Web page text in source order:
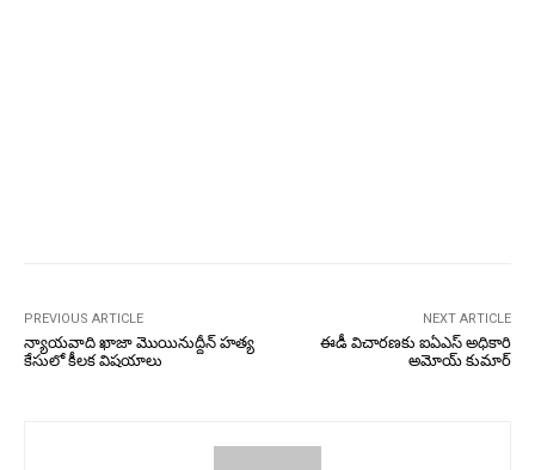
PREVIOUS ARTICLE
న్యాయవాది ఖాజా మొయినుద్దీన్ హత్య
కేసులో కీలక విషయాలు
NEXT ARTICLE
ఈడీ విచారణకు ఐఏఎస్‌ అధికారి
అమోయ్‌ కుమార్‌